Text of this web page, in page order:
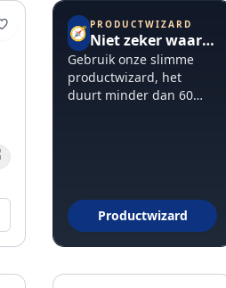
🧭 PRODUCTWIZARD
Niet zeker waar te beginnen?
Gebruik onze slimme
productwizard, het
duurt minder dan 60
Productwizard